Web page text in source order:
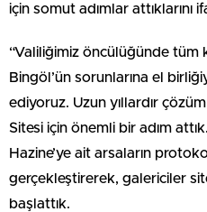
için somut adımlar attıklarını
“Valiliğimiz öncülüğünde tüm
Bingöl’ün sorunlarına el
ediyoruz. Uzun yıllardır
Sitesi için önemli bir adım
Hazine’ye ait arsaların
gerçekleştirerek, galericiler
başlattık.